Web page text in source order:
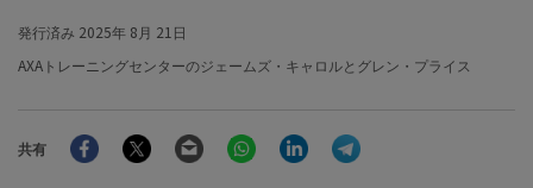
発行済み 2025年 8月 21日
AXAトレーニングセンターのジェームズ・キャロルとグレン・プライス
共有
FacebookTwitter Email WhatsAppLinkedIn